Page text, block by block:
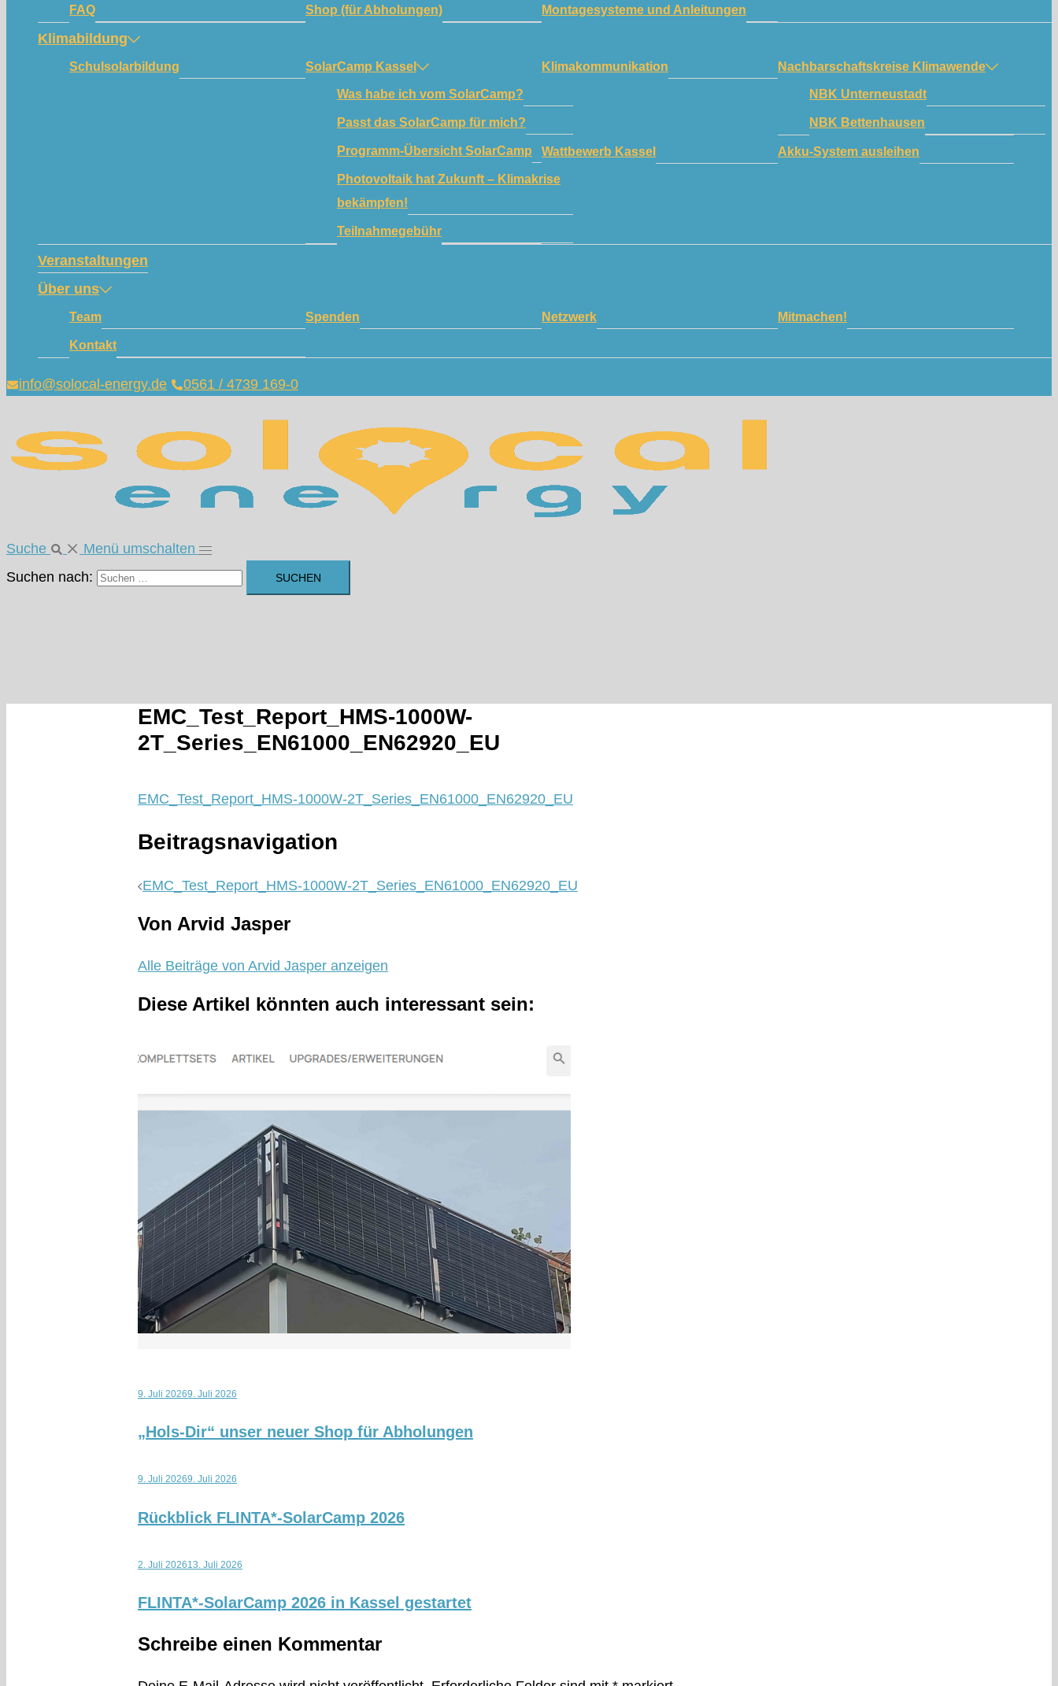
FAQ Shop (für Abholungen) Montagesysteme und Anleitungen
Klimabildung
Schulsolarbildung SolarCamp Kassel
Was habe ich vom SolarCamp?
Passt das SolarCamp für mich?
Programm-Übersicht SolarCamp
Photovoltaik hat Zukunft – Klimakrise
bekämpfen!
Teilnahmegebühr
Klimakommunikation Nachbarschaftskreise Klimawende
NBK Unterneustadt
NBK Bettenhausen
Wattbewerb Kassel Akku-System ausleihen
Veranstaltungen
Über uns
Team Spenden Netzwerk Mitmachen!
Kontakt
info@solocal-energy.de 0561 / 4739 169-0
Suche
Menü umschalten
Suchen nach:
EMC_Test_Report_HMS-1000W-
2T_Series_EN61000_EN62920_EU
EMC_Test_Report_HMS-1000W-2T_Series_EN61000_EN62920_EU
Beitragsnavigation
EMC_Test_Report_HMS-1000W-2T_Series_EN61000_EN62920_EU
Von Arvid Jasper
Alle Beiträge von Arvid Jasper anzeigen
Diese Artikel könnten auch interessant sein:
9. Juli 20269. Juli 2026
„Hols-Dir“ unser neuer Shop für Abholungen
9. Juli 20269. Juli 2026
Rückblick FLINTA*-SolarCamp 2026
2. Juli 202613. Juli 2026
FLINTA*-SolarCamp 2026 in Kassel gestartet
Schreibe einen Kommentar